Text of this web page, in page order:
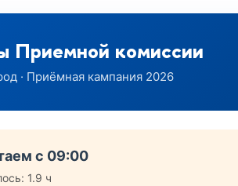
Приемной комиссии
· Приёмная кампания 2026
с 09:00
1.9 ч